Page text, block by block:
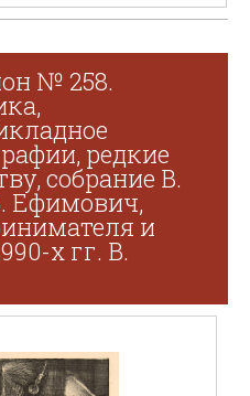
№ 258.
редкие
собрание В.
Ефимович,
и
х гг. В.